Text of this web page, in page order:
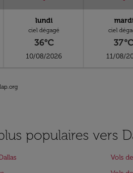
lundi
ciel dégagé
36°C
10/08/2026
ciel
37°C
11/08/
populaires vers
Vols